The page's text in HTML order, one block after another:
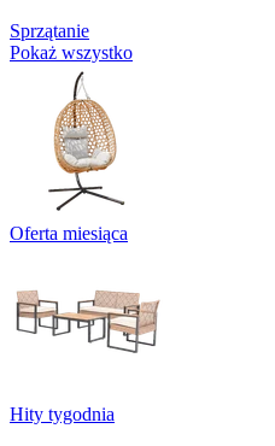
Sprzątanie
Pokaż wszystko
Oferta miesiąca
Hity tygodnia